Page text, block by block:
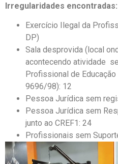
Irregularidades encontradas:
Exercício Ilegal da
DP)
Sala desprovida (local
acontecendo atividade
Profissional de
9696/98): 12
Pessoa Jurídica sem
Pessoa Jurídica sem
junto ao CREF1: 24
Profissionais sem